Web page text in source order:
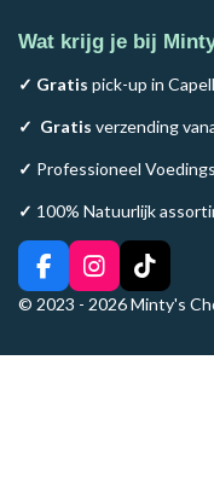
Wat krijg je bij
✓ Gratis pick-up in
✓ Gratis verzending
✓ Professioneel
✓ 100% Natuurlijk
F
a
I
n
T
i
© 2023 - 2026 Minty's